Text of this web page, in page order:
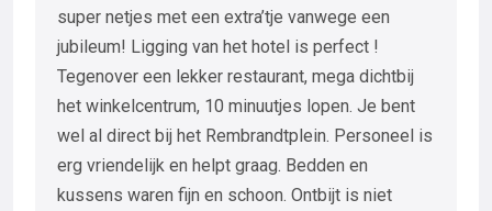
super netjes met een extra’tje vanwege een
jubileum! Ligging van het hotel is perfect !
Tegenover een lekker restaurant, mega dichtbij
het winkelcentrum, 10 minuutjes lopen. Je bent
wel al direct bij het Rembrandtplein. Personeel is
erg vriendelijk en helpt graag. Bedden en
kussens waren fijn en schoon. Ontbijt is niet